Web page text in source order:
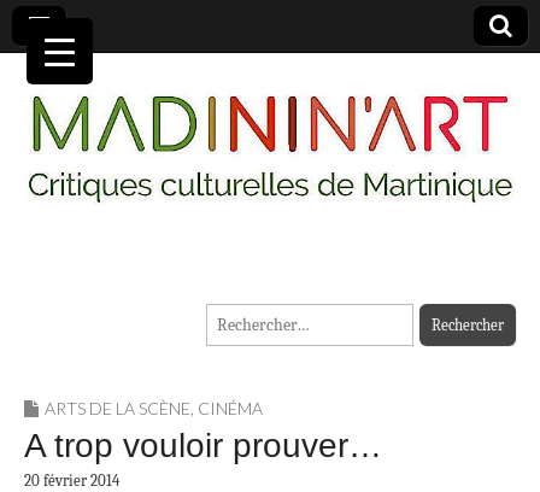
MADININ'ART
Rechercher :
ARTS DE LA SCÈNE, CINÉMA
A trop vouloir prouver…
20 février 2014